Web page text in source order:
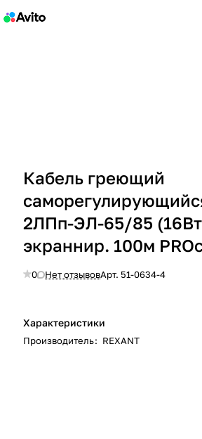
Кабель греющий
2ЛПп-ЭЛ-65/85
экраннир. 100м
0 Нет отзывовАрт. 51-0634-4
Характеристики
Производитель: REXANT